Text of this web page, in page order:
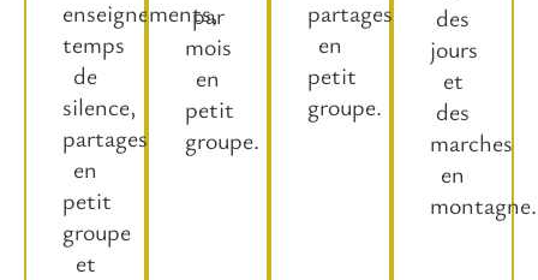
enseignements,
temps
de
silence,
partages
en
petit
groupe
et
par
mois
en
petit
groupe.
partages
en
petit
groupe.
des
jours
et
des
marches
en
montagne.